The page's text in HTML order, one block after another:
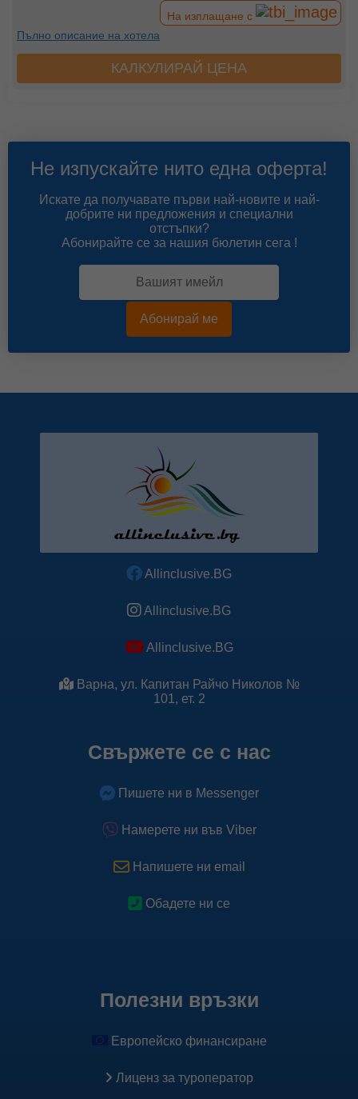
На изплащане с
Пълно описание на хотела
КАЛКУЛИРАЙ ЦЕНА
Не изпускайте нито една оферта!
Искате да получавате първи най-новите и най-
добрите ни предложения и специални
отстъпки?
Абонирайте се за нашия бюлетин сега !
Абонирай ме
Allinclusive.BG
Allinclusive.BG
Allinclusive.BG
Варна, ул. Капитан Райчо Николов №
101, ет. 2
Свържете се с нас
Пишете ни в Messenger
Намерете ни във Viber
Напишете ни email
Обадете ни се
Полезни връзки
Европейско финансиране
Лиценз за туроператор